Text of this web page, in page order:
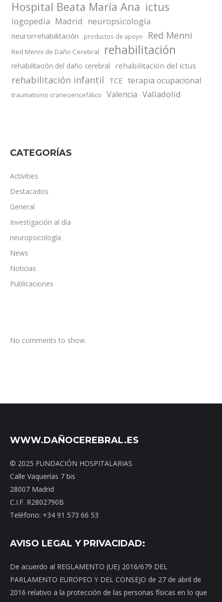
Hospital Beata María Ana ictus
logopedia Madrid neuropsicología
neurorrehabilitación productos de apoyo Red Menni
Red Menni de Daño Cerebral rehabilitación
rehabilitación del daño cerebral rehabilitación del ictus
rehabilitación infantil TCE terapia ocupacional
traumatismo craneoencefálico Valencia Valladolid
CATEGORÍAS
Activities
Destacados
General
Investigación al día
neuropsicología
News
Noticias
Publicaciones
No comments to show.
WWW.DAÑOCEREBRAL.ES
© 2025 FUNDACIÓN HOSPITALARIAS
Calle Vaquerías 7 bis
28007 Madrid
C.I.F. R2802790B
Teléfono: +34 91 573 66 53
AVISO LEGAL Y PRIVACIDAD:
De acuerdo al REGLAMENTO (UE) 2016/679 DEL
PARLAMENTO EUROPEO Y DEL CONSEJO de 27 de abril de
2016 relativo a la protección de las personas físicas en lo que